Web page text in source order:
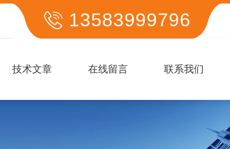
13583999796
技术文章 在线留言 联系我们